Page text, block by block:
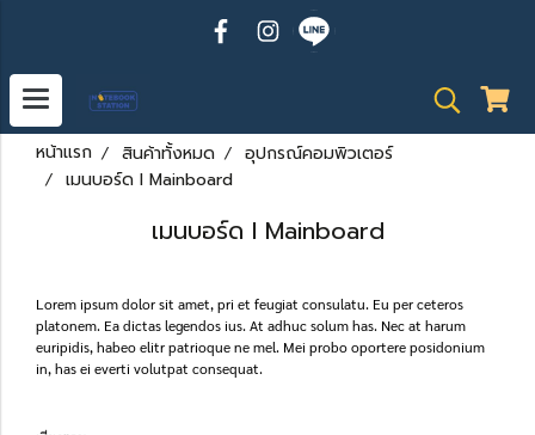
หน้าแรก สินค้าทั้งหมด
อุปกรณ์คอมพิวเตอร์
เมนบอร์ด l Mainboard
เมนบอร์ด l Mainboard
Lorem ipsum dolor sit amet, pri et feugiat consulatu. Eu per ceteros
platonem. Ea dictas legendos ius. At adhuc solum has. Nec at harum
euripidis, habeo elitr patrioque ne mel. Mei probo oportere posidonium
in, has ei everti volutpat consequat.